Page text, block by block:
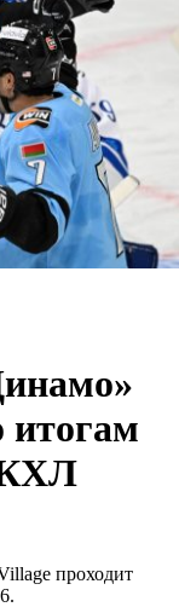
итогам
КХЛ
проходит